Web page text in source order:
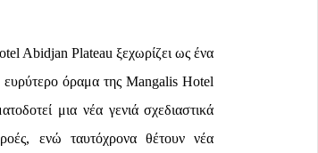
Abidjan Plateau ξεχωρίζει ως ένα
ευρύτερο όραμα της Mangalis Hotel
μια νέα γενιά σχεδιαστικά
ενώ ταυτόχρονα θέτουν νέα